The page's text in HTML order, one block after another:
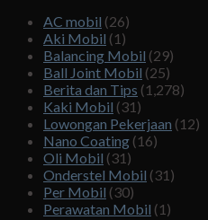
AC mobil (26)
Aki Mobil (1)
Balancing Mobil (29)
Ball Joint Mobil (25)
Berita dan Tips (1,278)
Kaki Mobil (31)
Lowongan Pekerjaan (12)
Nano Coating (16)
Oli Mobil (31)
Onderstel Mobil (31)
Per Mobil (30)
Perawatan Mobil (1)